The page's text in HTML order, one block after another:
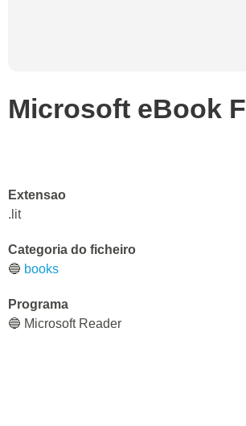
Microsoft eBook
Extensao
.lit
Categoria do ficheiro
🔵 books
Programa
🔵 Microsoft Reader